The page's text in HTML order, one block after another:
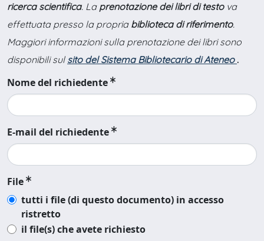
ricerca scientifica. La prenotazione dei libri di testova
effettuata presso la propria biblioteca di riferimento.
Maggiori informazioni sulla prenotazione dei libri sono
disponibili sul sito del Sistema Bibliotecario di Ateneo .
Nome del richiedente
E-mail del richiedente
File
tutti i file (di questo documento) in accesso
ristretto
il file(s) che avete richiesto